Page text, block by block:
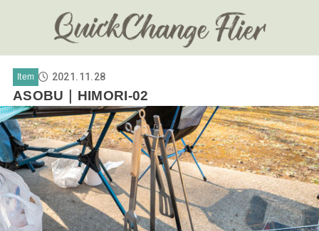
Item 2021.11.28
ASOBU｜HIMORI-02